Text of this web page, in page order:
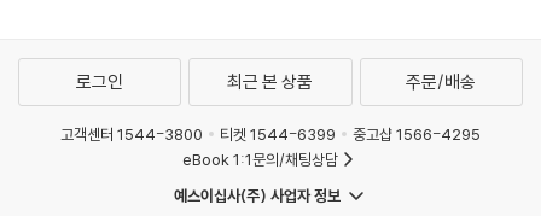
로그인 최근 본 상품 주문/배송
고객센터 1544-3800 티켓 1544-6399
중고샵 1566-4295
eBook 1:1문의/채팅상담
예스이십사(주) 사업자 정보